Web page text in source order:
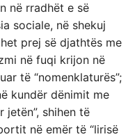
në rradhët e së
sociale, në shekuj
prej së djathtës me
në fuqi krijon në
të “nomenklaturës”;
kundër dënimit me
shihen të
në emër të “lirisë